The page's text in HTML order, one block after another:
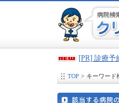
[PR] 診療予
TOP > キーワード